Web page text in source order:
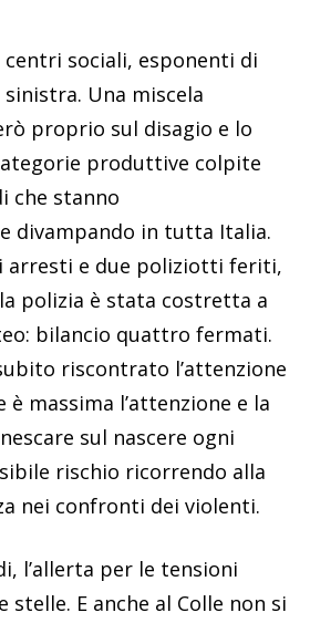
sociali, esponenti di
Una miscela
proprio sul disagio e lo
produttive colpite
che stanno
divampando in tutta Italia.
arresti e due poliziotti feriti,
polizia è stata costretta a
bilancio quattro fermati.
riscontrato l’attenzione
è massima l’attenzione e la
sul nascere ogni
rischio ricorrendo alla
nei confronti dei violenti.
l’allerta per le tensioni
stelle. E anche al Colle non si